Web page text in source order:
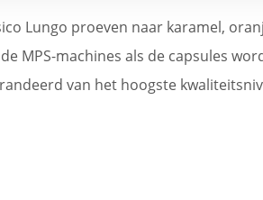
Lungo proeven naar karamel,
MPS-machines als de capsules
van het hoogste